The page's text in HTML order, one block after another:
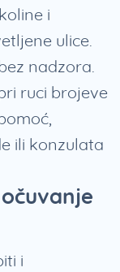
i
ulice.
nadzora.
ruci brojeve
ili konzulata
i